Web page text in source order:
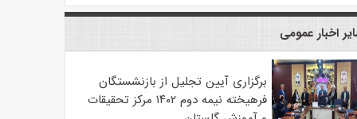
اخبار عمومی
برگزاری آیین تجلیل از بازنشستگان
فرهیخته نیمه دوم ۱۴۰۲ مرکز تحقیقات